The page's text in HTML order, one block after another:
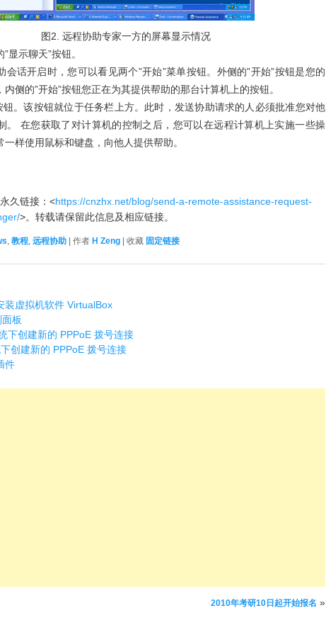
图2. 远程协助专家一方的屏幕显示情况
显示聊天”按钮。
会话开启时，您可以看见两个”开始”菜单按钮。外侧的”开始”按钮是您的
侧的”开始”按钮您正在为其提供帮助的那台计算机上的按钮。
钮。该按钮就位于任务栏上方。此时，发送协助请求的人必须批准您对他
。 在您获取了对计算机的控制之后，您可以在远程计算机上实施一些操
样使用鼠标和键盘，向他人提供帮助。
久链接：<https://cnzhx.net/blog/send-a-remote-assistance-request-
>。转载请保留此信息及相应链接。
, 教程, 远程协助 | 作者 H Zeng | 收藏 固定链接
装虚拟机软件 VirtualBox
板
下创建新的 PPPoE 拨号连接
创建新的 PPPoE 拨号连接
件
2010年考研10日起开始报名 »